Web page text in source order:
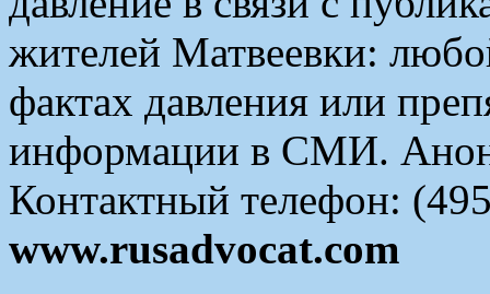
жителей Матвеевки:
фактах давления или
информации в СМИ.
Контактный телефон:
www.rusadvocat.com